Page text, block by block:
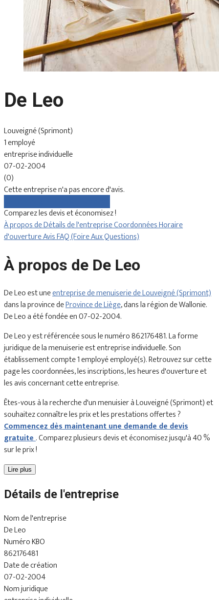
De Leo
Louveigné (Sprimont)
1 employé
entreprise individuelle
07-02-2004
(0)
Cette entreprise n'a pas encore d'avis.
Comparez les devis et économisez !
À propos deDétails de l'entrepriseCoordonnéesHoraire
d'ouvertureAvisFAQ (Foire Aux Questions)
À propos de De Leo
De Leo est uneentreprise de menuiserie de Louveigné (Sprimont)
dans la province deProvince de Liège, dans la région de Wallonie.
De Leo a été fondée en 07-02-2004.
De Leo y est référencée sous le numéro 862176481. La forme
juridique de la menuiserie est entreprise individuelle. Son
établissement compte 1 employé employé(s). Retrouvez sur cette
page les coordonnées, les inscriptions, les heures d'ouverture et
les avis concernant cette entreprise.
Êtes-vous à la recherche d'un menuisier à Louveigné (Sprimont) et
souhaitez connaître les prix et les prestations offertes ?
Commencez dès maintenant une demande de devis
gratuite. Comparez plusieurs devis et économisez jusqu'à 40 %
sur le prix !
Lire plus
Détails de l'entreprise
Nom de l'entreprise
De Leo
Numéro KBO
862176481
Date de création
07-02-2004
Nom juridique